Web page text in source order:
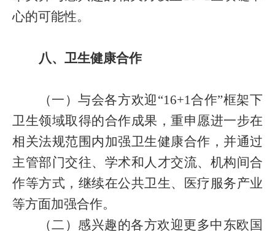
心的可能性。
八、卫生健康合作
（一）与会各方欢迎“16+1合作”框架下
卫生领域取得的合作成果，重申愿进一步在
相关法规范围内加强卫生健康合作，并通过
主管部门交往、学术和人才交流、机构间合
作等方式，继续在公共卫生、医疗服务产业
等方面加强合作。
（二）感兴趣的各方欢迎更多中东欧国